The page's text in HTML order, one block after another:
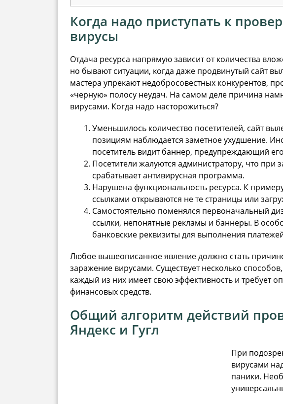
Когда надо приступать к
вирусы
Отдача ресурса напрямую зависит от количества
но бывают ситуации, когда даже продвинутый сайт
мастера упрекают недобросовестных конкурентов,
«черную» полосу неудач. На самом деле причина
вирусами. Когда надо насторожиться?
Уменьшилось количество посетителей, сайт
позициям наблюдается заметное ухудшение.
посетитель видит баннер, предупреждающий
Посетители жалуются администратору, что при
срабатывает антивирусная программа.
Нарушена функциональность ресурса. К
ссылками открываются не те страницы или
Самостоятельно поменялся первоначальный
ссылки, непонятные рекламы и баннеры. В
банковские реквизиты для выполнения
Любое вышеописанное явление должно стать
заражение вирусами. Существует несколько
каждый из них имеет свою эффективность и требует
финансовых средств.
Общий алгоритм действий
Яндекс и Гугл
При
вирусами
паники.